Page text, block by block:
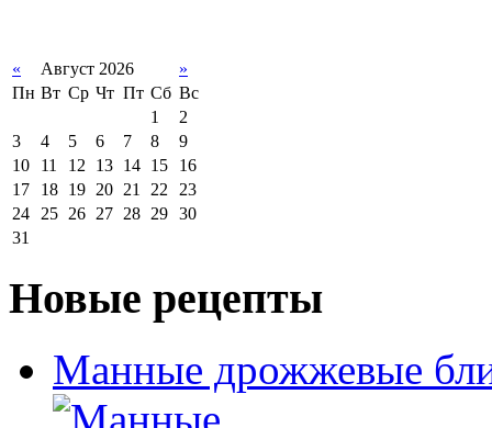
« Август 2026
»
Пн Вт Ср Чт Пт Сб Вс
1
2
3
4 5 6 7 8
9
10
11 12 13 14 15
16
17
18 19 20 21 22 23
24 25 26 27 28 29 30
31
Новые рецепты
Манные дрожжевые